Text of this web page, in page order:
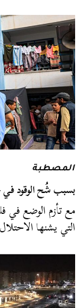
المصطبة
بسبب شُح الوقود في
مع تأزم الوضع
التي يشنها